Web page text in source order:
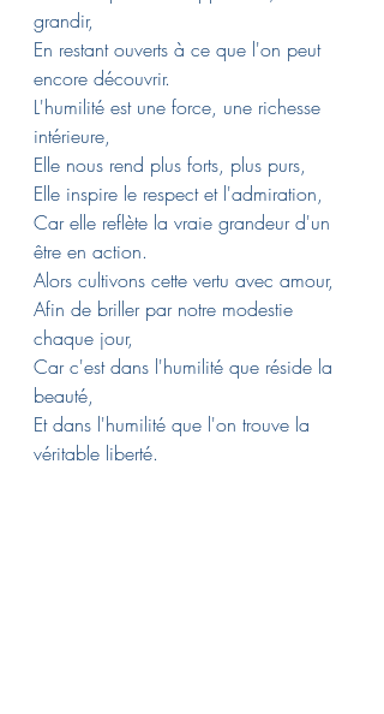
grandir,
En restant ouverts à ce que l'on peut
encore découvrir.
L'humilité est une force, une richesse
intérieure,
Elle nous rend plus forts, plus purs,
Elle inspire le respect et l'admiration,
Car elle reflète la vraie grandeur d'un
être en action.
Alors cultivons cette vertu avec amour,
Afin de briller par notre modestie
chaque jour,
Car c'est dans l'humilité que réside la
beauté,
Et dans l'humilité que l'on trouve la
véritable liberté.